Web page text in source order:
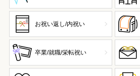
お祝い返し/内祝い
卒業/就職/栄転祝い